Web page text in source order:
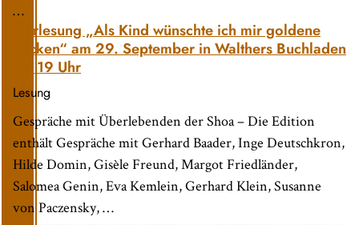
…
Hörlesung „Als Kind wünschte ich mir goldene
Locken“ am 29. September in Walthers Buchladen
um 19 Uhr
Lesung
Gespräche mit Überlebenden der Shoa – Die Edition
enthält Gespräche mit Gerhard Baader, Inge Deutschkron,
Hilde Domin, Gisèle Freund, Margot Friedländer,
Salomea Genin, Eva Kemlein, Gerhard Klein, Susanne
von Paczensky, …